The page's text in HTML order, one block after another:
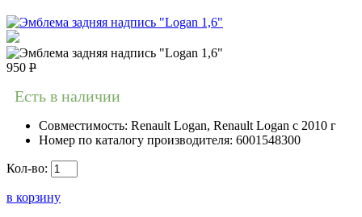
950 Р
Есть в наличии
Совместимость: Renault Logan, Renault Logan c 2010 г
Номер по каталогу производителя: 6001548300
Кол-во:
в корзину